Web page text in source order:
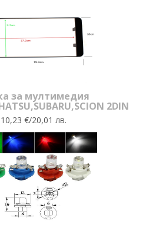
за мултимедия
2DIN
10,23 €/20,01 лв.